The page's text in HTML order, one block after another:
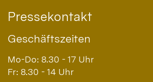
Pressekontakt
Geschäftszeiten
Mo-Do: 8.30 - 17 Uhr
Fr: 8.30 - 14 Uhr